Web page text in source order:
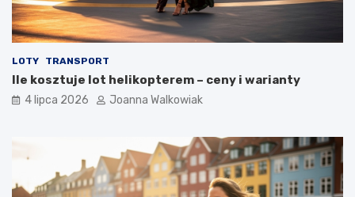
LOTY TRANSPORT
Ile kosztuje lot helikopterem – ceny i warianty
4 lipca 2026 Joanna Walkowiak